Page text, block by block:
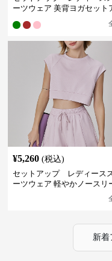
ーツウェア 美背ヨガセット
¥5,260 (税込)
セットアップ レディース
ーツウェア 軽やかノースリ
新着